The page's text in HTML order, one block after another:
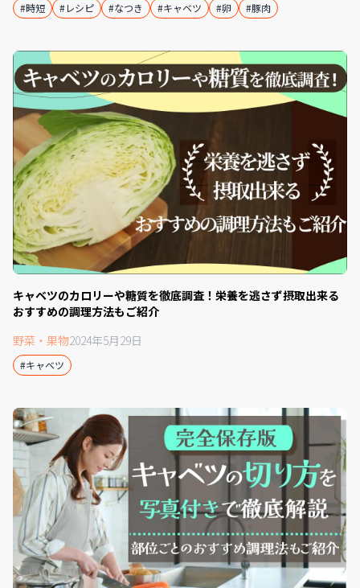
#時短 #レシピ #なつき #キャベツ #卵 #豚肉
キャベツのカロリーや糖質を徹底調査！栄養を逃さず摂取出来る
おすすめの調理方法もご紹介
野菜・果物2024年5月29日
#キャベツ